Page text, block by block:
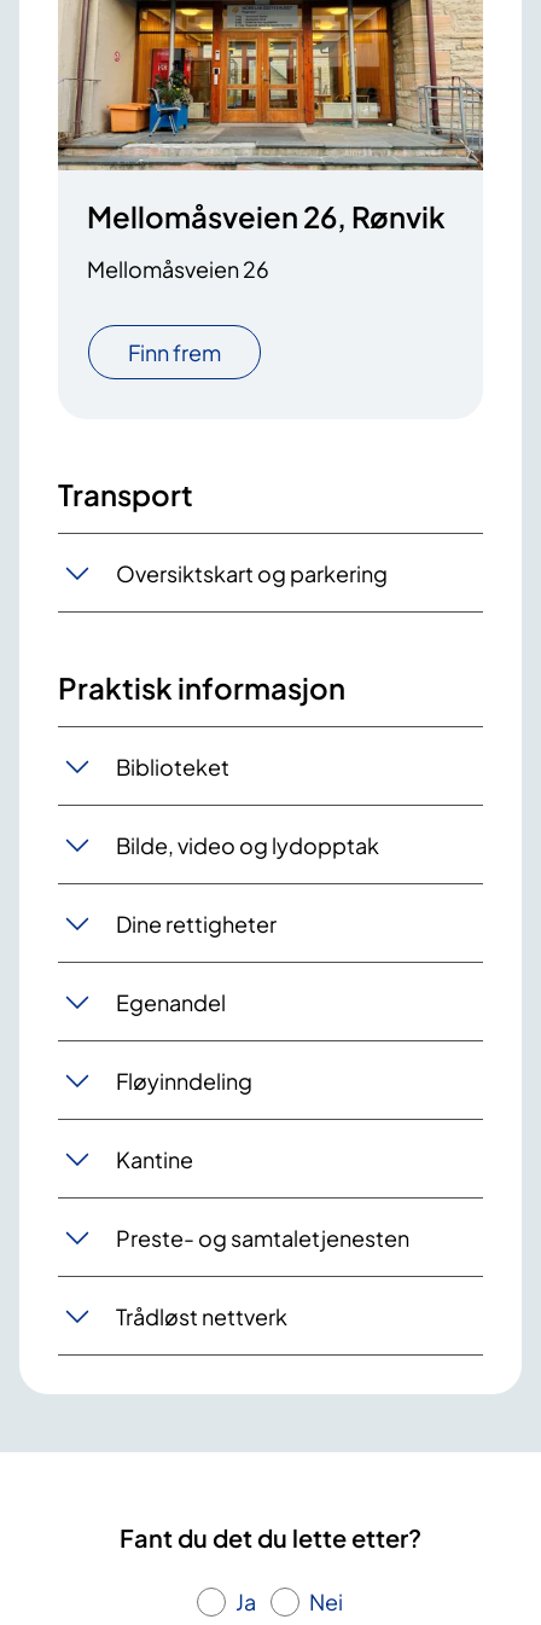
Mellomåsveien 26, Rønvik
Mellomåsveien 26
Finn frem
Transport
Oversiktskart og parkering
Praktisk informasjon
Biblioteket
Bilde, video og lydopptak
Dine rettigheter
Egenandel
Fløyinndeling
Kantine
Preste- og samtaletjenesten
Trådløst nettverk
Fant du det du lette etter?
Ja Nei